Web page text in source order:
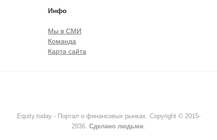
Инфо
Мы в СМИ
Команда
Карта сайта
Equity.today - Портал о финансовых рынках. Copyright © 2015-
2036. Сделано людьми.